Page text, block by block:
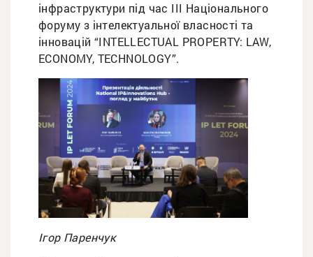
інфраструктури під час ІIІ Національного
форуму з інтелектуальної власності та
інновацій “INTELLECTUAL PROPERTY: LAW,
ECONOMY, TECHNOLOGY”.
Ігор Паренчук